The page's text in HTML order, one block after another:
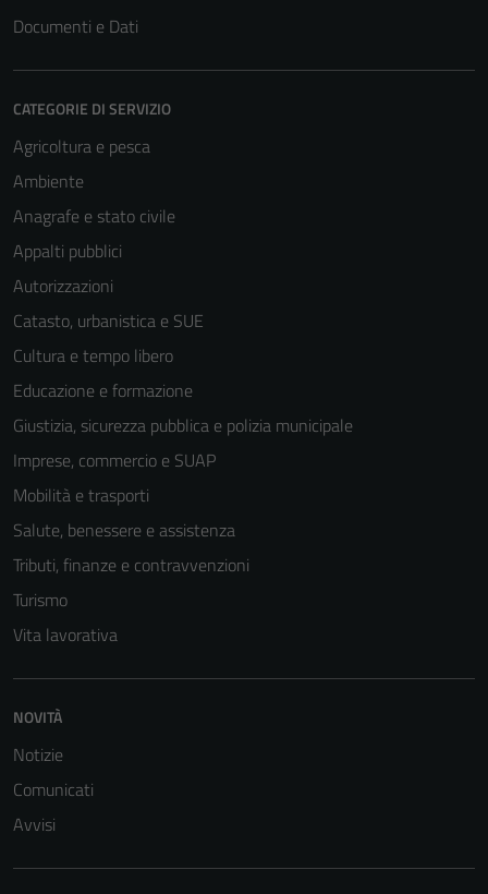
Documenti e Dati
CATEGORIE DI SERVIZIO
Agricoltura e pesca
Ambiente
Anagrafe e stato civile
Appalti pubblici
Autorizzazioni
Catasto, urbanistica e SUE
Cultura e tempo libero
Educazione e formazione
Giustizia, sicurezza pubblica e polizia municipale
Imprese, commercio e SUAP
Mobilità e trasporti
Salute, benessere e assistenza
Tributi, finanze e contravvenzioni
Turismo
Vita lavorativa
NOVITÀ
Notizie
Comunicati
Avvisi
sono necessari